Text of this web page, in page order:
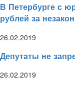
В Петербурге с
рублей за
26.02.2019
Депутаты не
26.02.2019